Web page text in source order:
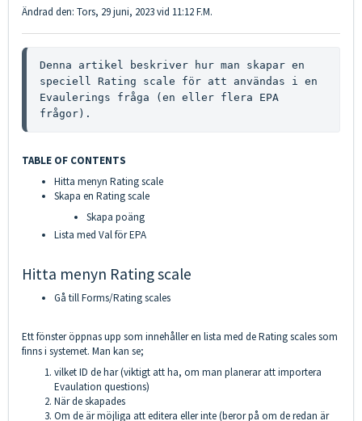
Ändrad den: Tors, 29 juni, 2023 vid 11:12 F.M.
Denna artikel beskriver hur man skapar en
speciell Rating scale för att användas i en
Evaulerings fråga (en eller flera EPA
frågor).
TABLE OF CONTENTS
Hitta menyn Rating scale
Skapa en Rating scale
Skapa poäng
Lista med Val för EPA
Hitta menyn Rating scale
Gå till Forms/Rating scales
Ett fönster öppnas upp som innehåller en lista med de Rating scales som
finns i systemet. Man kan se;
vilket ID de har (viktigt att ha, om man planerar att importera
Evaulation questions)
När de skapades
Om de är möjliga att editera eller inte (beror på om de redan är